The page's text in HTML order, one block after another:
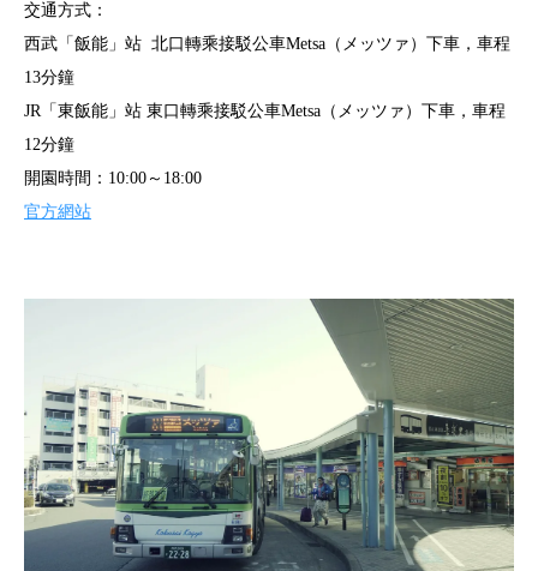
交通方式：
西武「飯能」站 北口轉乘接駁公車Metsa（メッツァ）下車，車程
13分鐘
JR「東飯能」站 東口轉乘接駁公車Metsa（メッツァ）下車，車程
12分鐘
開園時間：10:00～18:00
官方網站